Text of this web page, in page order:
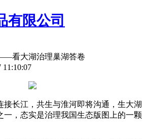
有限公司
看大湖治理巢湖答卷
11:10:07
长江，共生与淮河即将沟通，生大湖
一，态实是治理我国生态版图上的一颗